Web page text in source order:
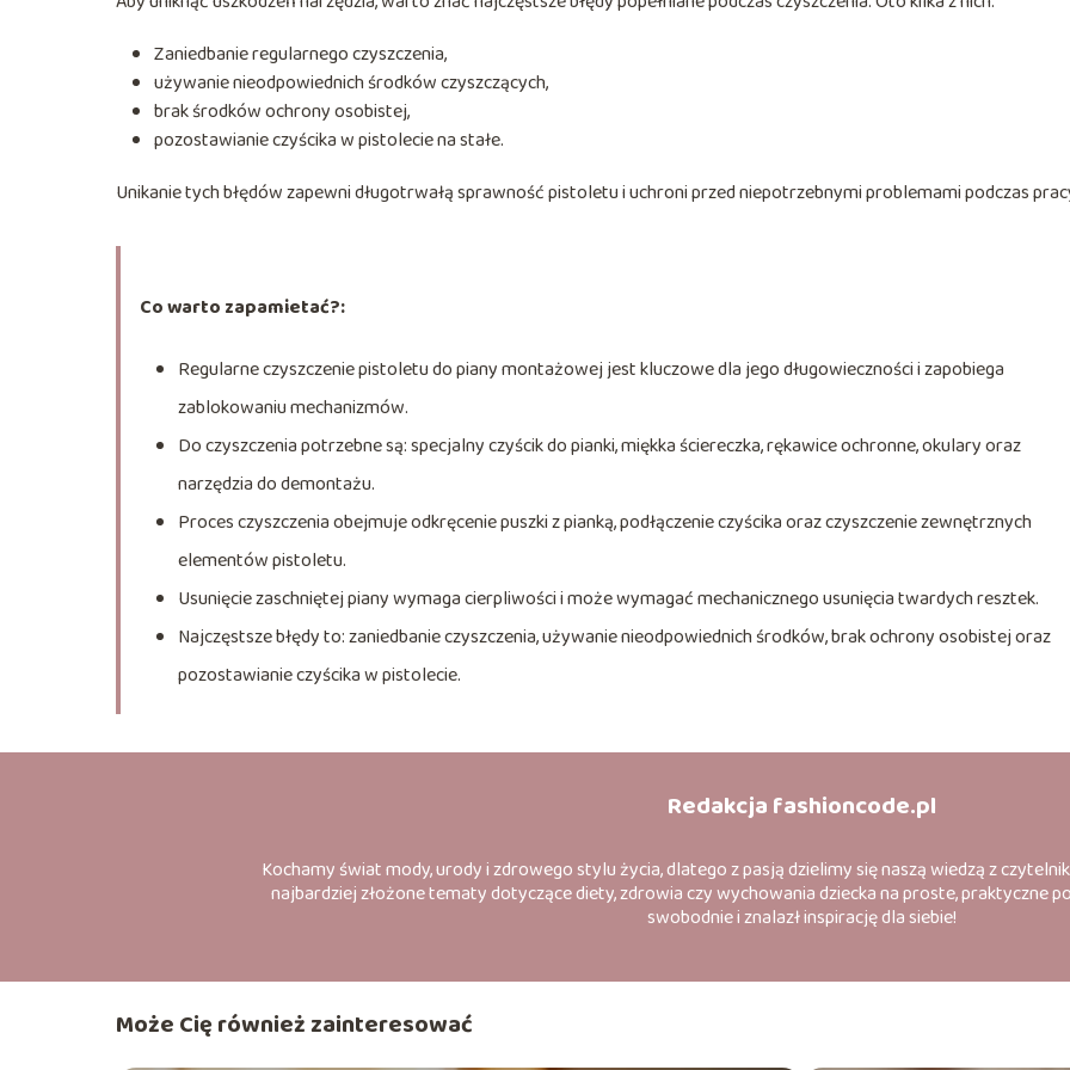
Zaniedbanie regularnego czyszczenia,
używanie nieodpowiednich środków czyszczących,
brak środków ochrony osobistej,
pozostawianie czyścika w pistolecie na stałe.
Unikanie tych błędów zapewni długotrwałą sprawność pistoletu i uchroni przed niepotrzebnymi problemami podczas
Co warto zapamietać?:
Regularne czyszczenie pistoletu do piany montażowej jest kluczowe dla jego długowieczności i zapobiega
zablokowaniu mechanizmów.
Do czyszczenia potrzebne są: specjalny czyścik do pianki, miękka ściereczka, rękawice ochronne, okulary oraz
narzędzia do demontażu.
Proces czyszczenia obejmuje odkręcenie puszki z pianką, podłączenie czyścika oraz czyszczenie zewnętrznych
elementów pistoletu.
Usunięcie zaschniętej piany wymaga cierpliwości i może wymagać mechanicznego usunięcia twardych resztek.
Najczęstsze błędy to: zaniedbanie czyszczenia, używanie nieodpowiednich środków, brak ochrony osobistej oraz
pozostawianie czyścika w pistolecie.
Redakcja fashioncode.pl
Kochamy świat mody, urody i zdrowego stylu życia, dlatego z pasją dzielimy się naszą wiedzą z
najbardziej złożone tematy dotyczące diety, zdrowia czy wychowania dziecka na proste, praktyczne
swobodnie i znalazł inspirację dla siebie!
Może Cię również zainteresować